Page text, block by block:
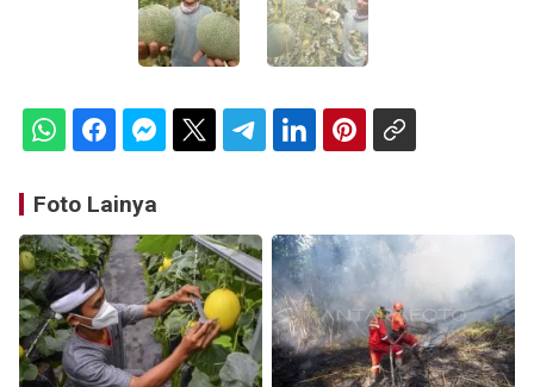
Foto Lainya